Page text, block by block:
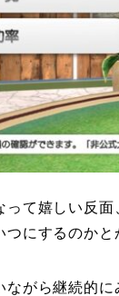
って嬉しい反
つにするのか
ながら継続的